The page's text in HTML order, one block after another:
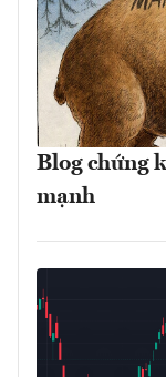
Blog chứng
mạnh